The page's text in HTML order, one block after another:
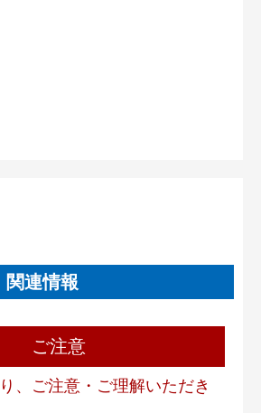
関連情報
ご注意
、ご注意・ご理解いただき